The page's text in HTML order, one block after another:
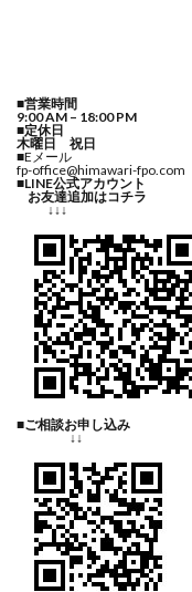
■営業時間
9:00 AM – 18:00 PM
■定休日
木曜日 祝日
■Eメール
fp-office@himawari-fpo.com
■LINE公式アカウント
お友達追加はコチラ
↓↓↓
■ご相談お申し込み
↓↓